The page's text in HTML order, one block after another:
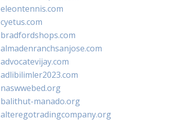
eleontennis.com
cyetus.com
bradfordshops.com
almadenranchsanjose.com
advocatevijay.com
adlibilimler2023.com
naswwebed.org
balithut-manado.org
alteregotradingcompany.org